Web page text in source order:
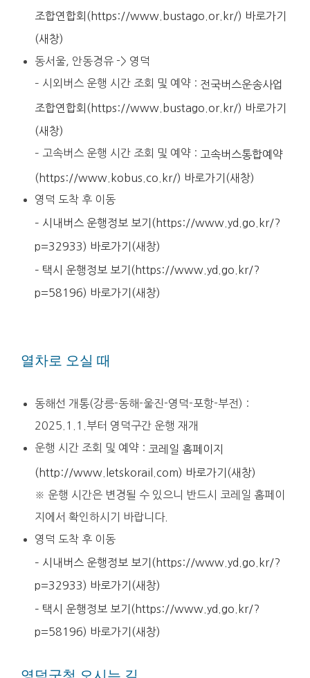
조합연합회(https://www.bustago.or.kr/) 바로가기
(새창)
동서울, 안동경유 -> 영덕
– 시외버스 운행 시간 조회 및 예약 : 전국버스운송사업
조합연합회(https://www.bustago.or.kr/) 바로가기
(새창)
– 고속버스 운행 시간 조회 및 예약 : 고속버스통합예약
(https://www.kobus.co.kr/) 바로가기(새창)
영덕 도착 후 이동
– 시내버스 운행정보 보기(https://www.yd.go.kr/?
p=32933) 바로가기(새창)
– 택시 운행정보 보기(https://www.yd.go.kr/?
p=58196) 바로가기(새창)
열차로 오실 때
동해선 개통(강릉-동해-울진-영덕-포항-부전) :
2025.1.1.부터 영덕구간 운행 재개
운행 시간 조회 및 예약 : 코레일 홈페이지
(http://www.letskorail.com) 바로가기(새창)
※ 운행 시간은 변경될 수 있으니 반드시 코레일 홈페이
지에서 확인하시기 바랍니다.
영덕 도착 후 이동
– 시내버스 운행정보 보기(https://www.yd.go.kr/?
p=32933) 바로가기(새창)
– 택시 운행정보 보기(https://www.yd.go.kr/?
p=58196) 바로가기(새창)